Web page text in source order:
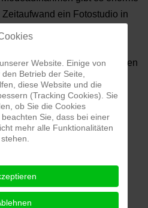
ein Fotostudio in
in die anschließende
aus unseren umfangreichen
Bildergalerien
Fotostudio Ihre
am besten erfüllen kann.
Website. Einige von
Betrieb der Seite,
diese Website und die
(Tracking Cookies). Sie
ob Sie die Cookies
Sie, dass bei einer
mehr alle Funktionalitäten